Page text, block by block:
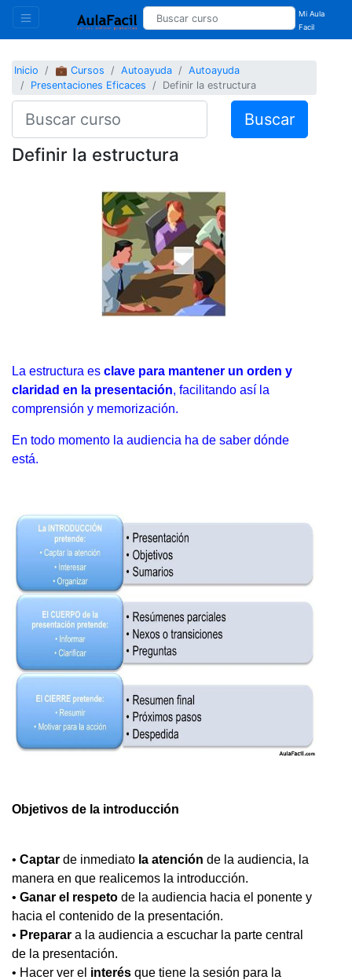
Mi Aula
Facil
Inicio 💼 Cursos Autoayuda
Autoayuda
Presentaciones Eficaces
Definir la estructura
Buscar
Definir la estructura
La estructura es clave para mantener un orden y
claridad en la presentación, facilitando así la
comprensión y memorización.
En todo momento la audiencia ha de saber dónde
está.
Objetivos de la introducción
• Captar de inmediato la atención de la audiencia, la
manera en que realicemos la introducción.
• Ganar el respeto de la audiencia hacia el ponente y
hacia el contenido de la presentación.
• Preparar a la audiencia a escuchar la parte central
de la presentación.
• Hacer ver el interés que tiene la sesión para la